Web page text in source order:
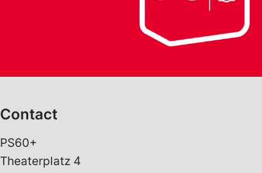
Contact
PS60+
Theaterplatz 4